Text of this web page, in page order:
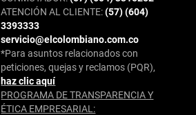
ATENCIÓN AL CLIENTE:(57) (604)
3393333
servicio@elcolombiano.com.co
*Para asuntos relacionados con
peticiones, quejas y reclamos (PQR),
haz clic aquí
PROGRAMA DE TRANSPARENCIA Y
ÉTICA EMPRESARIAL: